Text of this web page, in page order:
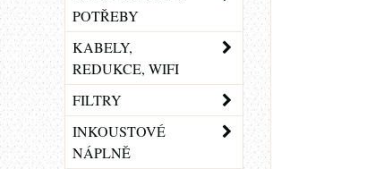
POTŘEBY
KABELY,
REDUKCE, WIFI
FILTRY
INKOUSTOVÉ
NÁPLNĚ